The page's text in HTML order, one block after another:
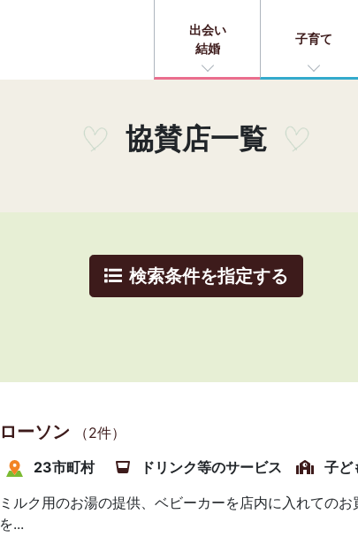
出会い
結婚
子育て
協賛店一覧
検索条件を指定する
ローソン
（2件）
23市町村
ドリンク等のサービス
子ど
ミルク用のお湯の提供、ベビーカーを店内に入れての
を...